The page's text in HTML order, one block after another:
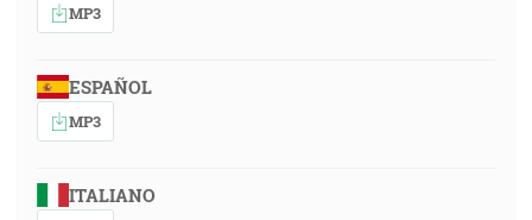
MP3
ESPAÑOL
MP3
ITALIANO